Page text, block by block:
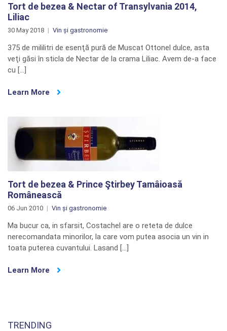
Tort de bezea & Nectar of Transylvania 2014,
Liliac
30 May 2018 Vin și gastronomie
375 de mililitri de esenţă pură de Muscat Ottonel dulce, asta
veţi găsi în sticla de Nectar de la crama Liliac. Avem de-a face
cu […]
Learn More
Tort de bezea & Prince Ştirbey Tamâioasă
Românească
06 Jun 2010 Vin și gastronomie
Ma bucur ca, in sfarsit, Costachel are o reteta de dulce
nerecomandata minorilor, la care vom putea asocia un vin in
toata puterea cuvantului. Lasand […]
Learn More
TRENDING